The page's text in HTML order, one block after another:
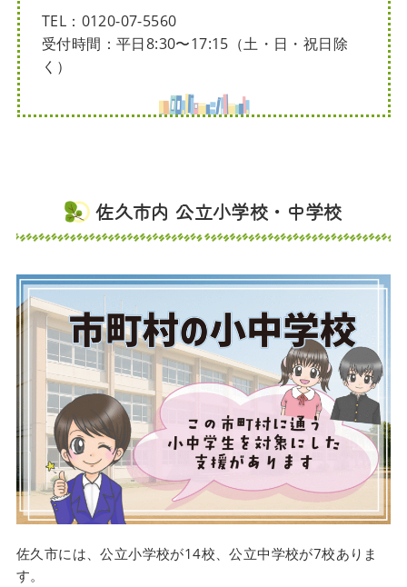
TEL：0120-07-5560
受付時間：平日8:30〜17:15（土・日・祝日除
く）
佐久市内 公立小学校・中学校
佐久市には、公立小学校が14校、公立中学校が7校ありま
す。